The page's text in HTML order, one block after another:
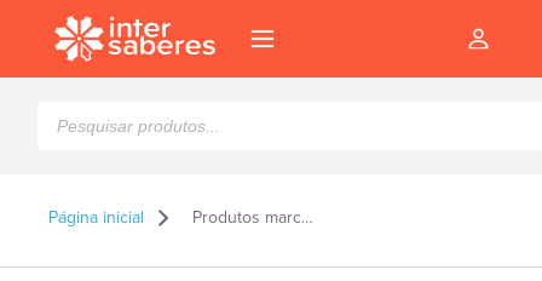
produtos
Página inicial Produtos marcados como “bancos de dados”